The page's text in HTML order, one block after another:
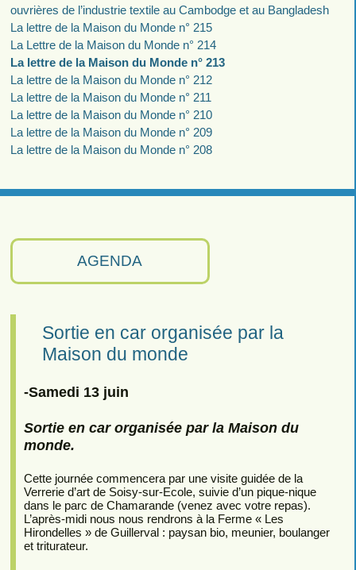
AGENDA
Sortie en car organisée par la
Maison du monde
-Samedi 13 juin
Sortie en car organisée par la Maison du
monde.
Cette journée commencera par une visite guidée de la
Verrerie d’art de Soisy-sur-Ecole, suivie d’un pique-nique
dans le parc de Chamarande (venez avec votre repas).
L’après-midi nous nous rendrons à la Ferme « Les
Hirondelles » de Guillerval : paysan bio, meunier, boulanger
et triturateur.
ouvrières de l’industrie textile au Cambodge et au Bangladesh
La lettre de la Maison du Monde n° 215
La Lettre de la Maison du Monde n° 214
La lettre de la Maison du Monde n° 213
La lettre de la Maison du Monde n° 212
La lettre de la Maison du Monde n° 211
La lettre de la Maison du Monde n° 210
La lettre de la Maison du Monde n° 209
La lettre de la Maison du Monde n° 208